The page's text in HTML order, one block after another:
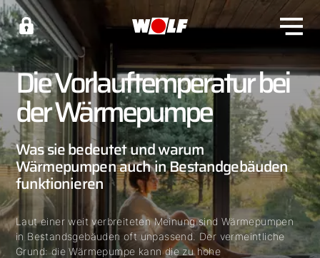
Die Vorlauftemperatur bei
der Wärmepumpe
Was sie bedeutet und warum
Wärmepumpen auch in Bestandgebäuden
funktionieren
Laut einer weit verbreiteten Meinung sind Wärmepumpen
in Bestandsgebäuden oft unpassend. Der vermeintliche
Grund: die Wärmepumpe kann die zu hohe